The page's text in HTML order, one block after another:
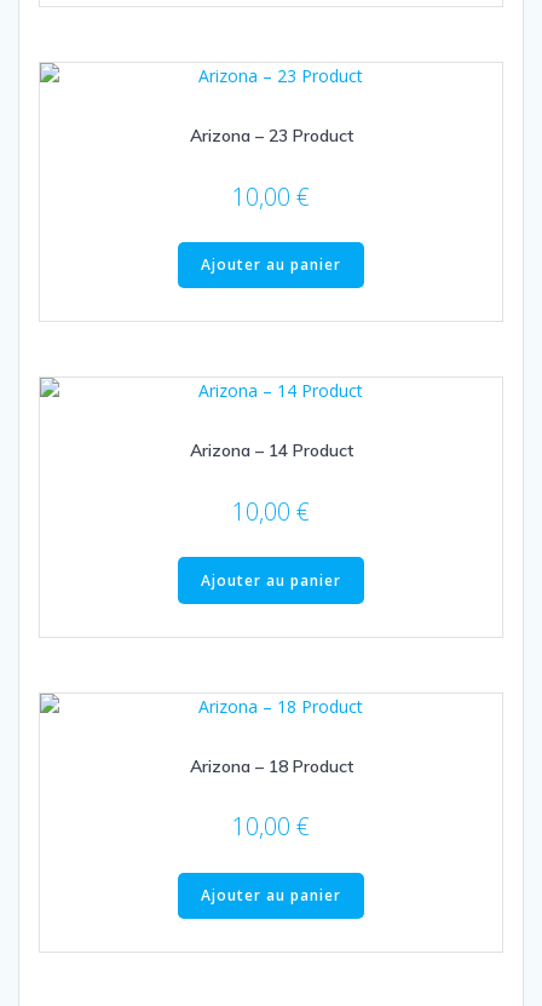
Arizona – 23 Product
10,00 €
Ajouter au panier
Arizona – 14 Product
10,00 €
Ajouter au panier
Arizona – 18 Product
10,00 €
Ajouter au panier